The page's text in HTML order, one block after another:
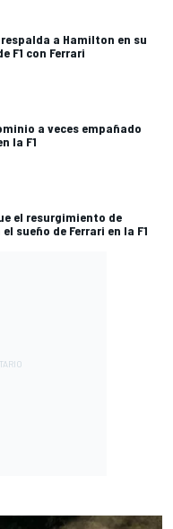
a Hamilton en su
F1 con Ferrari
a veces empañado
la F1
el resurgimiento de
sueño de Ferrari en la F1